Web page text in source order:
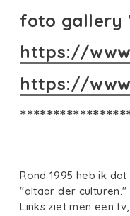
foto gallery
https://
https://
Rond 1995 heb ik
"altaar der culturen."
Links ziet men een